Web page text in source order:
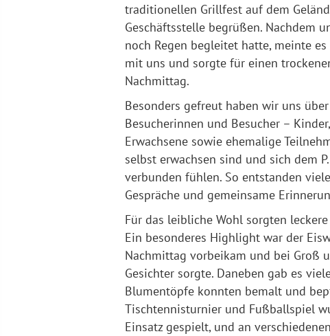
traditionellen Grillfest auf dem
Geschäftsstelle begrüßen. Nachdem
noch Regen begleitet hatte, meinte
mit uns und sorgte für einen
Nachmittag.
Besonders gefreut haben wir uns
Besucherinnen und Besucher –
Erwachsene sowie ehemalige
selbst erwachsen sind und sich dem
verbunden fühlen. So entstanden
Gespräche und gemeinsame
Für das leibliche Wohl sorgten
Ein besonderes Highlight war der
Nachmittag vorbeikam und bei Groß
Gesichter sorgte. Daneben gab es
Blumentöpfe konnten bemalt und
Tischtennisturnier und Fußballspiel
Einsatz gespielt, und an